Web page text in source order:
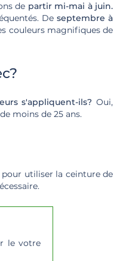
de partir mi-mai à juin.
De septembre à
couleurs magnifiques de
s'appliquent-ils? Oui,
moins de 25 ans.
pour utiliser la ceinture de
le votre